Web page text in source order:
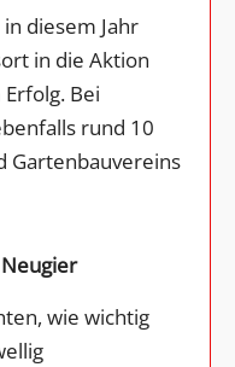
diesem Jahr
in die Aktion
Bei
rund 10
Gartenbauvereins
wie wichtig